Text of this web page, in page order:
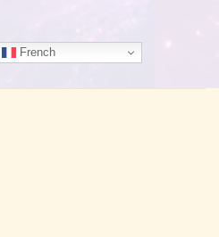
French